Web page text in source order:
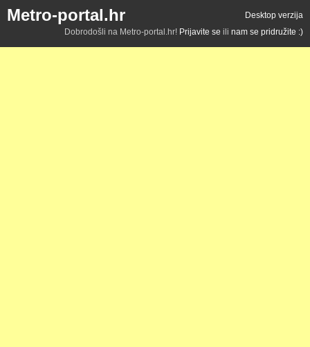
Metro-portal.hr
Desktop verzija
Dobrodošli na Metro-portal.hr! Prijavite se ili nam se pridružite :)